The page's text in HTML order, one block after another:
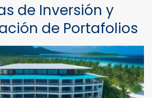
de Inversión y
de Portafolios